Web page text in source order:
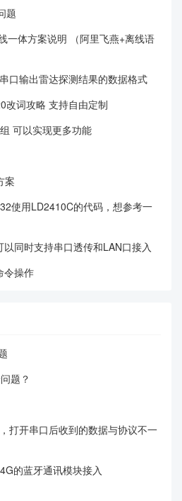
题
一体方案说明 （阿里飞燕+离线语
口输出雷达探测结果的数据格式
改词攻略 支持自由定制
可以实现更多功能
案
使用LD2410C的代码，想参考一
同时支持串口透传和LAN口接入
令操作
题？
打开串口后收到的数据与协议不一
的蓝牙通讯模块接入